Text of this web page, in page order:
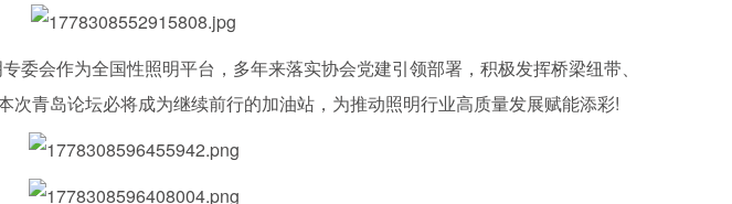
会作为全国性照明平台，多年来落实协会党建引领部署，积极发挥桥梁纽带、
次青岛论坛必将成为继续前行的加油站，为推动照明行业高质量发展赋能添彩!